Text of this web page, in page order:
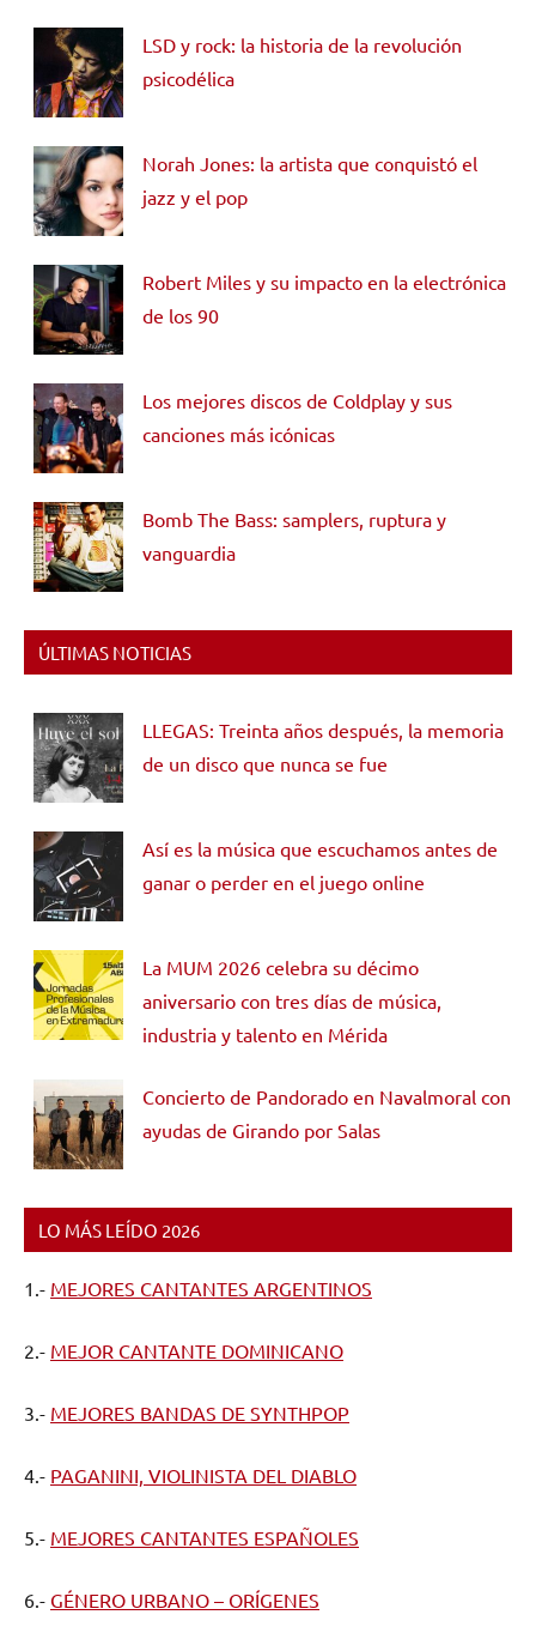
LSD y rock: la historia de la revolución
psicodélica
Norah Jones: la artista que conquistó el
jazz y el pop
Robert Miles y su impacto en la electrónica
de los 90
Los mejores discos de Coldplay y sus
canciones más icónicas
Bomb The Bass: samplers, ruptura y
vanguardia
ÚLTIMAS NOTICIAS
LLEGAS: Treinta años después, la memoria
de un disco que nunca se fue
Así es la música que escuchamos antes de
ganar o perder en el juego online
La MUM 2026 celebra su décimo
aniversario con tres días de música,
industria y talento en Mérida
Concierto de Pandorado en Navalmoral con
ayudas de Girando por Salas
LO MÁS LEÍDO 2026
1.- MEJORES CANTANTES ARGENTINOS
2.- MEJOR CANTANTE DOMINICANO
3.- MEJORES BANDAS DE SYNTHPOP
4.- PAGANINI, VIOLINISTA DEL DIABLO
5.- MEJORES CANTANTES ESPAÑOLES
6.- GÉNERO URBANO – ORÍGENES